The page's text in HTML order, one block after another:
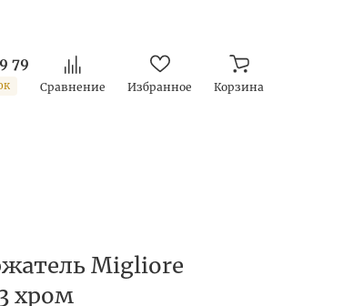
79
Сравнение Избранное Корзина
Migliore
хром